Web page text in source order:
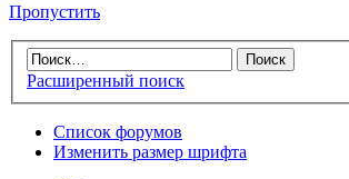
Пропустить
Расширенный поиск
Список форумов
Изменить размер шрифта